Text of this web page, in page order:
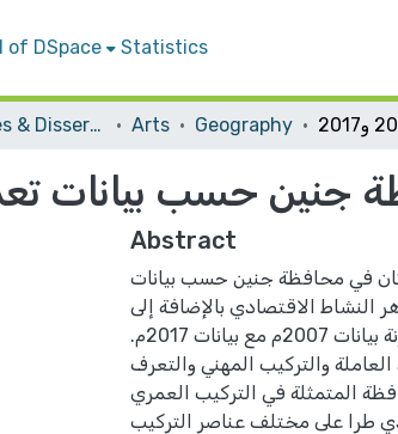
of DSpace Statistics
Student Theses & Dissertations Arts Geography
حسب بيانات تعدادي
Abstract
في محافظة جنين حسب بيانات
مظاهر النشاط الاقتصادي بالإضافة إلى
مقاييس النشاط الاقتصادي في المحافظة ومقارنة بيانات 2007م مع بيانات 2017م.
والتركيب المهني والتعرف
المتمثلة في التركيب العمري
طرا على مختلف عناصر التركيب